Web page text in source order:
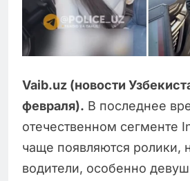
Vaib.uz (новости
февраля). В последнее
отечественном сегменте
чаще появляются ролики,
водители, особенно